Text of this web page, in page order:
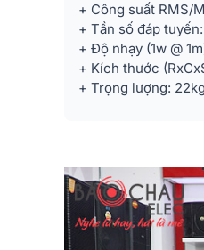
+ Công suất RMS/
+ Tần số đáp
+ Độ nhạy (1w @
+ Kích thước
+ Trọng lượng: